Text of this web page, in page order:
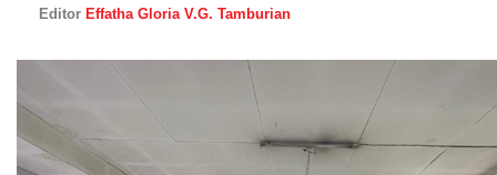
Editor Effatha Gloria V.G. Tamburian